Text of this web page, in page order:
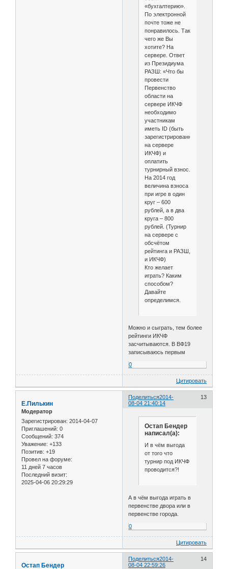
«бухгалтерию».
По электронной
почте тоже не
понравилось. Так
чего же Вы
хотите? На
сервере. Ответ
из Президиума
РАЗШ: «Что бы
провести
Первенство
области на
сервере ИКЧФ
необходимо
участникам
иметь ID (быть
зарегистрированными
на сервере
ИКЧФ) и
оплатить
турнирный взнос.
На 2014 год
величина взноса
при игре в один
круг – 600
рублей, а в два
круга – 800
рублей. (Турнир
на сервере с
обсчётом
рейтинга и РАЗШ,
и ИКЧФ)
Кто желает
играть? Каким
способом?
Давайте
определимся.
Можно и сыграть, тем более
рейтинги ИКЧФ
засчитываются. В ВФ19
записываюсь первым
0
Цитировать
Поделиться 13
2014-
08-04 21:40:14
Е.Пилькин
Модератор
Зарегистрирован: 2014-04-07
Приглашений: 0
Сообщений: 374
Уважение: +133
Позитив: +19
Провел на форуме:
11 дней 7 часов
Последний визит:
2025-04-06 20:29:29
Остап Бендер
написал(а):
И в чём выгода
от того что
турнир под ИКЧФ
проводится?!
А в чём выгода играть в
первенстве двора или в
первенстве города.
0
Цитировать
Поделиться 14
2014-
08-04 22:59:26
Остап Бендер